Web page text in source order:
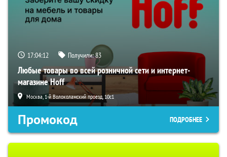
17:04:11 Получили:83
Любые товары во всей розничной сети и интернет-
магазине Hoff
Москва, 1-й Волоколамский проезд, 10с1
Промокод ПОДРОБНЕЕ